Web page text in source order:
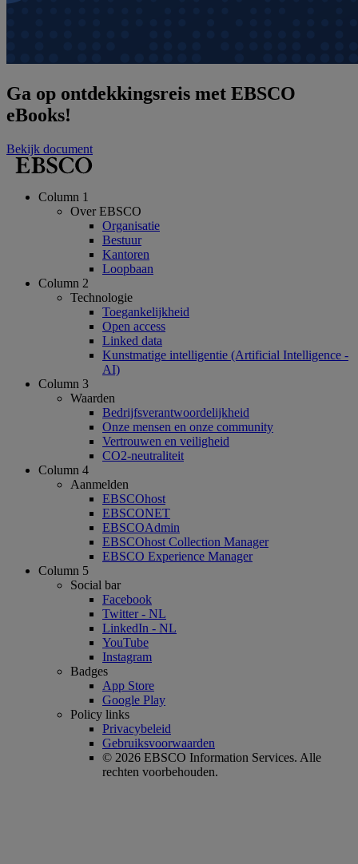
Ga op ontdekkingsreis met EBSCO
eBooks!
Bekijk document
Column 1
Over EBSCO
Organisatie
Bestuur
Kantoren
Loopbaan
Column 2
Technologie
Toegankelijkheid
Open access
Linked data
Kunstmatige intelligentie (Artificial Intelligence -
AI)
Column 3
Waarden
Bedrijfsverantwoordelijkheid
Onze mensen en onze community
Vertrouwen en veiligheid
CO2-neutraliteit
Column 4
Aanmelden
EBSCOhost
EBSCONET
EBSCOAdmin
EBSCOhost Collection Manager
EBSCO Experience Manager
Column 5
Social bar
Facebook
Twitter - NL
LinkedIn - NL
YouTube
Instagram
Badges
App Store
Google Play
Policy links
Privacybeleid
Gebruiksvoorwaarden
© 2026 EBSCO Information Services. Alle
rechten voorbehouden.